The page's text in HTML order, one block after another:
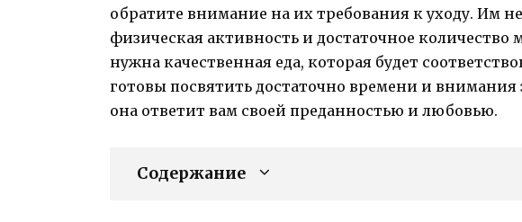
обратите внимание на их требования к уходу. Им
физическая активность и достаточное количество
нужна качественная еда, которая будет
готовы посвятить достаточно времени и
она ответит вам своей преданностью и любовью.
Содержание